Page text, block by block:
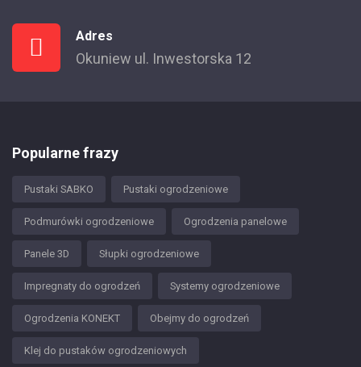
Adres
Okuniew ul. Inwestorska 12
Popularne frazy
Pustaki SABKO Pustaki ogrodzeniowe
Podmurówki ogrodzeniowe Ogrodzenia panelowe
Panele 3D Słupki ogrodzeniowe
Impregnaty do ogrodzeń Systemy ogrodzeniowe
Ogrodzenia KONEKT Obejmy do ogrodzeń
Klej do pustaków ogrodzeniowych